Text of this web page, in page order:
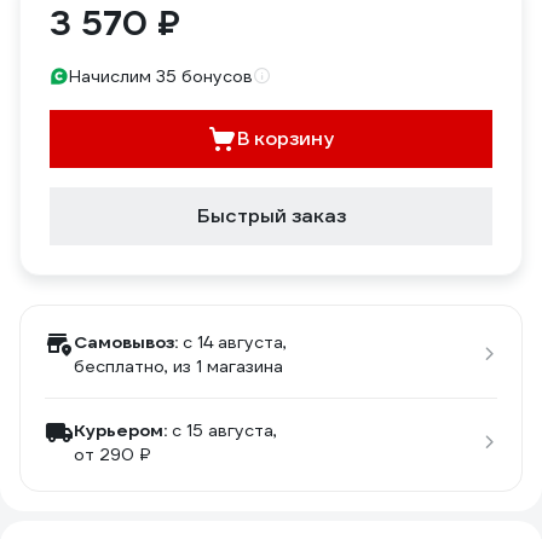
3 570 ₽
Начислим 35 бонусов
В корзину
Быстрый заказ
Самовывоз: c 14 августа,
бесплатно, из 1 магазина
Курьером: c 15 августа,
от 290 ₽